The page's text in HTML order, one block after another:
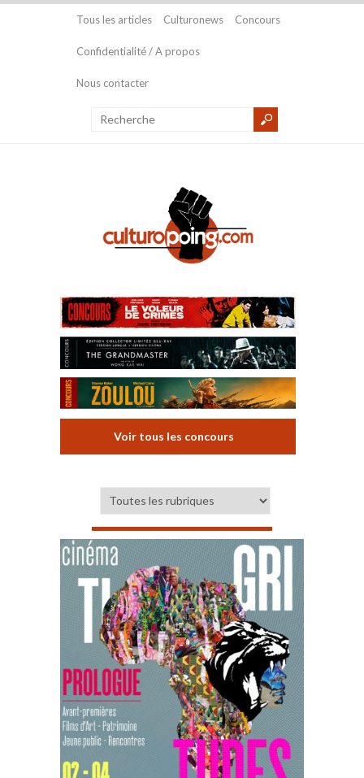
Tous les articles Culturonews Concours
Confidentialité / A propos
Nous contacter
Voir tous les concours